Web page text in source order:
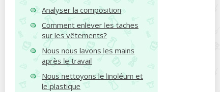
Analyser la composition
Comment enlever les taches
sur les vêtements?
Nous nous lavons les mains
après le travail
Nous nettoyons le linoléum et
le plastique